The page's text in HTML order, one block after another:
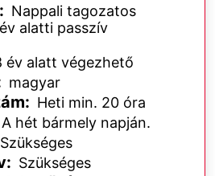
Nappali tagozatos
alatti passzív
év alatt végezhető
magyar
Heti min. 20 óra
A hét bármely napján.
Szükséges
Szükséges